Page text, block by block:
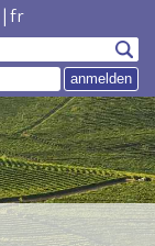
|fr